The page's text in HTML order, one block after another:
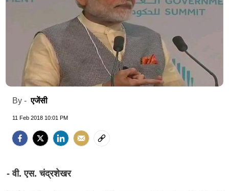
By -एजेंसी
11 Feb 2018 10:01 PM
- वी. एस. चंद्रशेखर